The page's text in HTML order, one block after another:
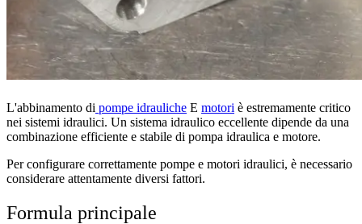
L'abbinamento di pompe idrauliche E motori è estremamente critico
nei sistemi idraulici. Un sistema idraulico eccellente dipende da una
combinazione efficiente e stabile di pompa idraulica e motore.
Per configurare correttamente pompe e motori idraulici, è necessario
considerare attentamente diversi fattori.
Formula principale